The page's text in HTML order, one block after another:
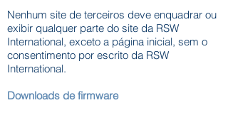
Nenhum site de terceiros deve enquadrar ou
exibir qualquer parte do site da RSW
International, exceto a página inicial, sem o
consentimento por escrito da RSW
International.
Downloads de firmware